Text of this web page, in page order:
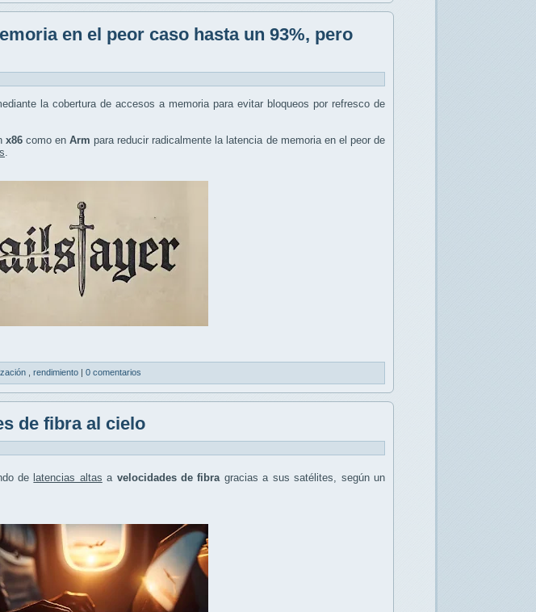
en el peor caso hasta un 93%, pero
la cobertura de accesos a memoria para evitar bloqueos por refresco de
x86como enArm para reducir radicalmente la latencia de memoria en el peor de
.
rendimiento | 0 comentarios
de fibra al cielo
de latencias altas a velocidades de fibragracias a sus satélites, según un